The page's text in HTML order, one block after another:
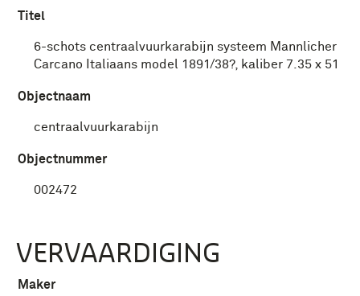
Titel
6-schots centraalvuurkarabijn systeem Mannlicher
Carcano Italiaans model 1891/38?, kaliber 7.35 x 51
Objectnaam
centraalvuurkarabijn
Objectnummer
002472
VERVAARDIGING
Maker